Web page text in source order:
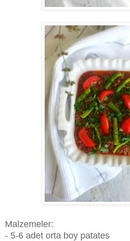
Malzemeler:
- 5-6 adet orta boy patates